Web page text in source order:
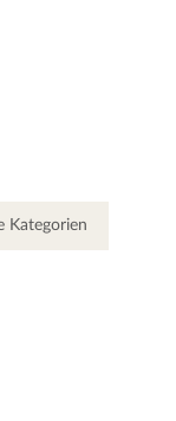
Kategorien